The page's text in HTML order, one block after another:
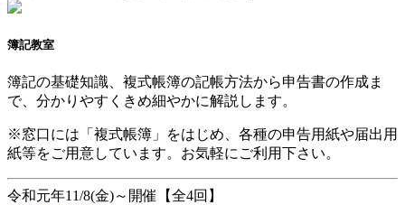
簿記教室
簿記の基礎知識、複式帳簿の記帳方法から申告書の作成ま
で、分かりやすくきめ細やかに解説します。
※窓口には「複式帳簿」をはじめ、各種の申告用紙や届出用
紙等をご用意しています。お気軽にご利用下さい。
令和元年11/8(金)～開催【全4回】